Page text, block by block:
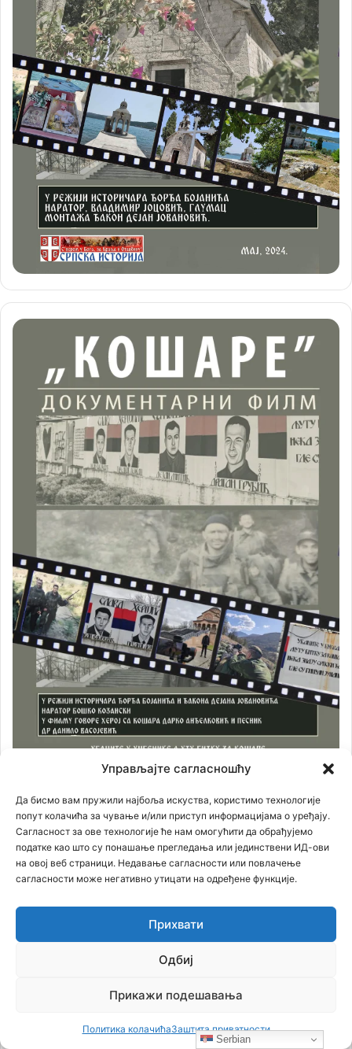
Управљајте сагласношћу
Да бисмо вам пружили најбоља искуства, користимо технологије
попут колачића за чување и/или приступ информацијама о уређају.
Сагласност за ове технологије ће нам омогућити да обрађујемо
податке као што су понашање прегледања или јединствени ИД-ови
на овој веб страници. Недавање сагласности или повлачење
сагласности може негативно утицати на одређене функције.
Прихвати
Одбиј
Прикажи подешавања
Политика колачићаЗаштита приватности
Serbian